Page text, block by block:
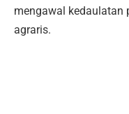
mengawal kedaulatan
agraris.